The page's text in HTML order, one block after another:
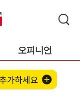
오피니언